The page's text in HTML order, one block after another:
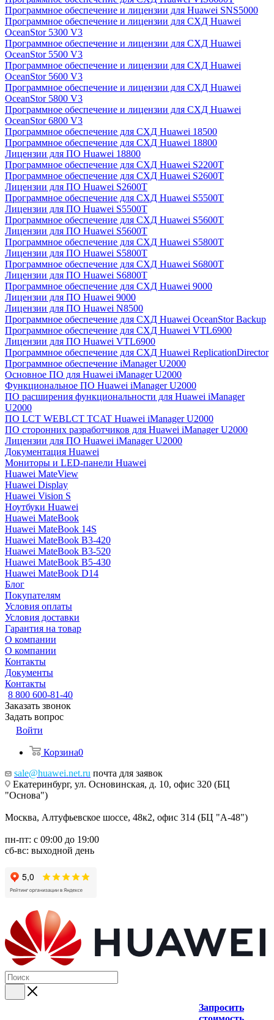
Программное обеспечение и лицензии для Huawei SNS5000
Программное обеспечение и лицензии для СХД Huawei
OceanStor 5300 V3
Программное обеспечение и лицензии для СХД Huawei
OceanStor 5500 V3
Программное обеспечение и лицензии для СХД Huawei
OceanStor 5600 V3
Программное обеспечение и лицензии для СХД Huawei
OceanStor 5800 V3
Программное обеспечение и лицензии для СХД Huawei
OceanStor 6800 V3
Программное обеспечение для СХД Huawei 18500
Программное обеспечение для СХД Huawei 18800
Лицензии для ПО Huawei 18800
Программное обеспечение для СХД Huawei S2200T
Программное обеспечение для СХД Huawei S2600T
Лицензии для ПО Huawei S2600T
Программное обеспечение для СХД Huawei S5500T
Лицензии для ПО Huawei S5500T
Программное обеспечение для СХД Huawei S5600T
Лицензии для ПО Huawei S5600T
Программное обеспечение для СХД Huawei S5800T
Лицензии для ПО Huawei S5800T
Программное обеспечение для СХД Huawei S6800T
Лицензии для ПО Huawei S6800T
Программное обеспечение для СХД Huawei 9000
Лицензии для ПО Huawei 9000
Лицензии для ПО Huawei N8500
Программное обеспечение для СХД Huawei OceanStor Backup
Программное обеспечение для СХД Huawei VTL6900
Лицензии для ПО Huawei VTL6900
Программное обеспечение для СХД Huawei ReplicationDirector
Программное обеспечение iManager U2000
Основное ПО для Huawei iManager U2000
Функциональное ПО Huawei iManager U2000
ПО расширения функциональности для Huawei iManager
U2000
ПО LCT WEBLCT TCAT Huawei iManager U2000
ПО сторонних разработчиков для Huawei iManager U2000
Лицензии для ПО Huawei iManager U2000
Документация Huawei
Мониторы и LED-панели Huawei
Huawei MateView
Huawei Display
Huawei Vision S
Ноутбуки Huawei
Huawei MateBook
Huawei MateBook 14S
Huawei MateBook B3-420
Huawei MateBook B3-520
Huawei MateBook B5-430
Huawei MateBook D14
Блог
Покупателям
Условия оплаты
Условия доставки
Гарантия на товар
О компании
О компании
Контакты
Документы
Контакты
8 800 600-81-40
Заказать звонок
Задать вопрос
Войти
Корзина0
sale@huawei.net.ru почта для заявок
Екатеринбург, ул. Основинская, д. 10, офис 320 (БЦ
"Основа")
Москва, Алтуфьевское шоссе, 48к2, офис 314 (БЦ "А-48")
пн-пт: с 09:00 до 19:00
сб-вс: выходной день
Запросить